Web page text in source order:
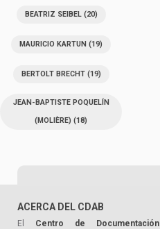
BEATRIZ SEIBEL(20)
MAURICIO KARTUN (19)
BERTOLT BRECHT(19)
JEAN-BAPTISTE POQUELÍN
(MOLIÈRE) (18)
ACERCA DEL CDAB
El Centro de Documentación